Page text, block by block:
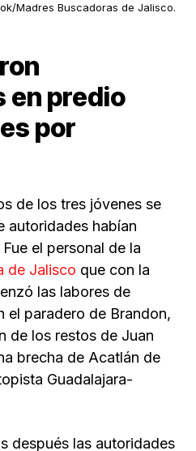
Madres Buscadoras de Jalisco.
en predio
por
de los tres jóvenes se
autoridades habían
el personal de la
de Jalisco que con la
las labores de
el paradero de Brandon,
de los restos de Juan
brecha de Acatlán de
Guadalajara-
después las autoridades